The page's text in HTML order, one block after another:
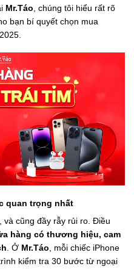
Mr.Táo , chúng tôi hiểu rất rõ
bạn bí quyết chọn mua
quan trọng nhất
và cũng đầy rẫy rủi ro. Điều
hàng có thương hiệu, cam
. Ở Mr.Táo, mỗi chiếc iPhone
kiểm tra 30 bước từ ngoại